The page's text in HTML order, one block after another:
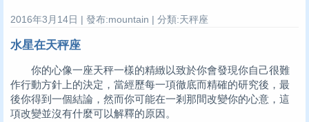
2016年3月14日 | 發布:mountain | 分類:天秤座
水星在天秤座
你的心像一座天秤一樣的精緻以致於你會發現你自己很難
作行動方針上的決定，當經歷每一項徹底而精確的研究後，最
後你得到一個結論，然而你可能在一剎那間改變你的心意，這
項改變並沒有什麼可以解釋的原因。